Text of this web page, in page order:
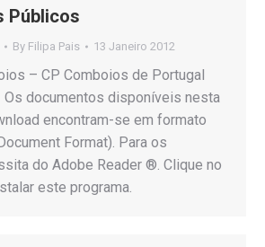
Públicos
By Filipa Pais 13 Janeiro 2012
– CP Comboios de Portugal
documentos disponíveis nesta
encontram-se em formato
Format). Para os
do Adobe Reader ®. Clique no
este programa.